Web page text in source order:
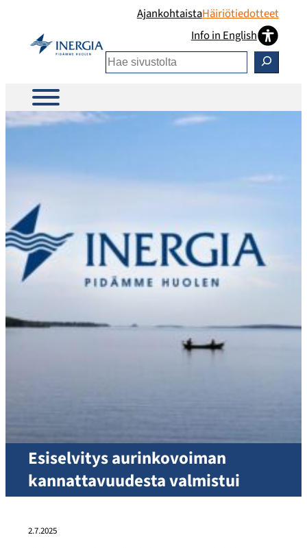
AjankohtaistaHäiriötiedotteet
Info in English
Etsi
Esiselvitys aurinkovoiman
kannattavuudesta valmistui
2.7.2025